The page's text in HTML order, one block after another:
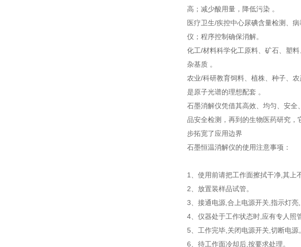
高；减少酸用量，降低污染 。
医疗卫生/疾控中心尿碘含量检测、
仪；程序控制确保消解。
化工/材料科学化工原料、矿石、塑
杂基质 。
农业/科研教育饲料、植株、种子、
是原子光谱的理想配套 。
石墨消解仪凭借其高效、均匀、安
品安全检测，再到的生物医药研究
步拓宽了应用边界
石墨恒温消解仪的使用注意事项：
1、使用前请把工作面擦拭干净,其上
2、放置装样品试管。
3、接通电源,合上电源开关,指示灯亮
4、仪器处于工作状态时,应有专人照管
5、工作完毕,关闭电源开关,切断电源。
6、待工作面冷却后,按要求处理。